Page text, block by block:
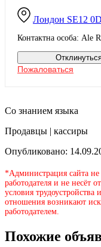
Лондон SE12
Контактна особа: Ale
Пожаловаться
Со знанием языка
Продавцы | кассиры
Опубликовано:
*Администрация сайта не
работодателя и не несёт
условия трудоустройства
отношения возникают
работодателем.
Похожие